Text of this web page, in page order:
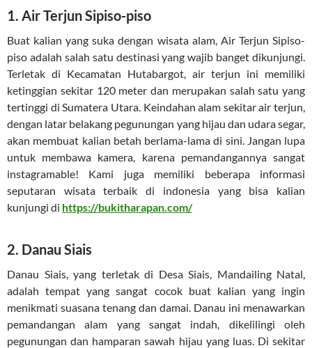
1. Air Terjun Sipiso-piso
Buat kalian yang suka dengan wisata alam, Air Terjun Sipiso-
piso adalah salah satu destinasi yang wajib banget dikunjungi.
Terletak di Kecamatan Hutabargot, air terjun ini memiliki
ketinggian sekitar 120 meter dan merupakan salah satu yang
tertinggi di Sumatera Utara. Keindahan alam sekitar air terjun,
dengan latar belakang pegunungan yang hijau dan udara segar,
akan membuat kalian betah berlama-lama di sini. Jangan lupa
untuk membawa kamera, karena pemandangannya sangat
instagramable! Kami juga memiliki beberapa informasi
seputaran wisata terbaik di indonesia yang bisa kalian
kunjungi di https://bukitharapan.com/
2. Danau Siais
Danau Siais, yang terletak di Desa Siais, Mandailing Natal,
adalah tempat yang sangat cocok buat kalian yang ingin
menikmati suasana tenang dan damai. Danau ini menawarkan
pemandangan alam yang sangat indah, dikelilingi oleh
pegunungan dan hamparan sawah hijau yang luas. Di sekitar